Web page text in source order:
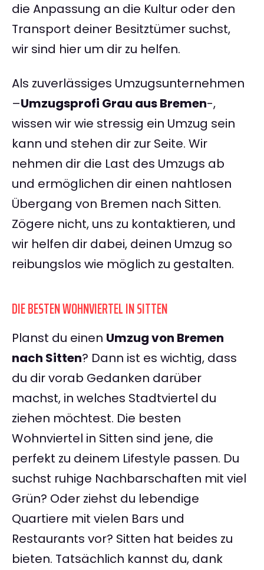
die Anpassung an die Kultur oder den
Transport deiner Besitztümer suchst,
wir sind hier um dir zu helfen.
Als zuverlässiges Umzugsunternehmen
–Umzugsprofi Grau aus Bremen-,
wissen wir wie stressig ein Umzug sein
kann und stehen dir zur Seite. Wir
nehmen dir die Last des Umzugs ab
und ermöglichen dir einen nahtlosen
Übergang von Bremen nach Sitten.
Zögere nicht, uns zu kontaktieren, und
wir helfen dir dabei, deinen Umzug so
reibungslos wie möglich zu gestalten.
DIE BESTEN WOHNVIERTEL IN SITTEN
Planst du einen Umzug von Bremen
nach Sitten? Dann ist es wichtig, dass
du dir vorab Gedanken darüber
machst, in welches Stadtviertel du
ziehen möchtest. Die besten
Wohnviertel in Sitten sind jene, die
perfekt zu deinem Lifestyle passen. Du
suchst ruhige Nachbarschaften mit viel
Grün? Oder ziehst du lebendige
Quartiere mit vielen Bars und
Restaurants vor? Sitten hat beides zu
bieten. Tatsächlich kannst du, dank